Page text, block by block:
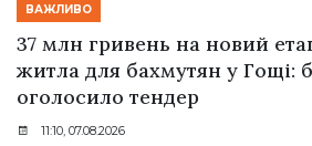
ВАЖЛИВО
37 млн гривень на новий
житла для бахмутян у Гощі:
оголосило тендер
11:10, 07.08.2026